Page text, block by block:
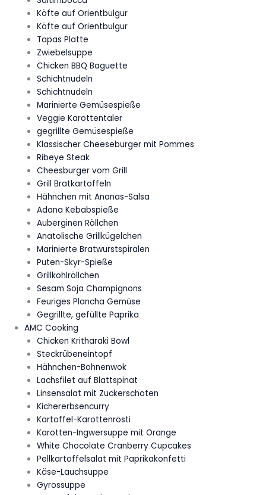
Köfte auf Orientbulgur
Köfte auf Orientbulgur
Tapas Platte
Zwiebelsuppe
Chicken BBQ Baguette
Schichtnudeln
Schichtnudeln
Marinierte Gemüsespieße
Veggie Karottentaler
gegrillte Gemüsespieße
Klassischer Cheeseburger mit Pommes
Ribeye Steak
Cheesburger vom Grill
Grill Bratkartoffeln
Hähnchen mit Ananas-Salsa
Adana Kebabspieße
Auberginen Röllchen
Anatolische Grillkügelchen
Marinierte Bratwurstspiralen
Puten-Skyr-Spieße
Grillkohlröllchen
Sesam Soja Champignons
Feuriges Plancha Gemüse
Gegrillte, gefüllte Paprika
AMC Cooking
Chicken Kritharaki Bowl
Steckrübeneintopf
Hähnchen-Bohnenwok
Lachsfilet auf Blattspinat
Linsensalat mit Zuckerschoten
Kichererbsencurry
Kartoffel-Karottenrösti
Karotten-Ingwersuppe mit Orange
White Chocolate Cranberry Cupcakes
Pellkartoffelsalat mit Paprikakonfetti
Käse-Lauchsuppe
Gyrossuppe